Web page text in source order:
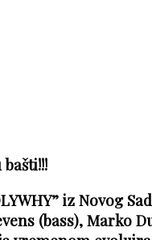
iz Novog
(bass), Marko